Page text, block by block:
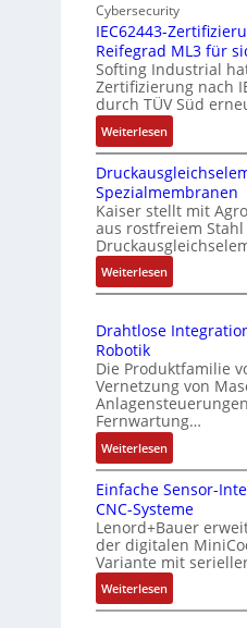
ü
b
e
r
c
h
u
n
g
t
i
o
n
e
s
s
u
n
Z
u
a
n
s
ü
e
r
M
u
t
e
r
t
y
s
r
g
t
f
e
h
r
L
i
Cybersecurity
IEC62443-
Reifegrad ML3 für
Softing Industrial
Zertifizierung nach
durch TÜV Süd
Weiterlesen:
I
E
C
6
2
4
4
3
Z
r
t
i
i
z
i
e
r
u
n
g
Spezialmembranen
Kaiser stellt mit
aus rostfreiem Stahl
Weiterlesen:
D
u
k
a
u
s
g
e
i
c
h
e
Drahtlose
Robotik
Die Produktfamilie
Vernetzung von
Fernwartung…
Weiterlesen:
D
r
a
h
t
l
o
s
Einfache Sensor-
CNC-Systeme
Lenord+Bauer
der digitalen
Variante mit
Weiterlesen:
E